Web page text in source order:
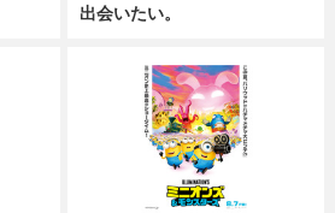
出会いたい。